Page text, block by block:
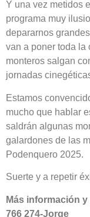
Y una vez metidos
programa muy
depararnos
van a poner toda la
monteros salgan
jornadas
Estamos
mucho que hablar
saldrán algunas
galardones de las
Podenquero 2025.
Suerte y a repetir
Más información y
766 274-Jorge